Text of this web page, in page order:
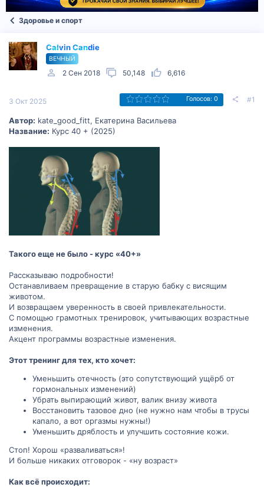
Здоровье и спорт
Calvin Candie
ВЕЧНЫЙ
2 Сен 2018 50,148 6,616
3 Окт 2025 Голосов: 0 #1
Автор: kate_good_fitt, Екатерина Васильева
Название: Курс 40 + (2025)
Такого еще не было - курс «40+»
Рассказываю подробности!
Останавливаем превращение в старую бабку с висящим
животом.
И возвращаем уверенность в своей привлекательности.
С помощью грамотных тренировок, учитывающих возрастные
изменения.
Акцент программы возрастные изменения.
Этот тренинг для тех, кто хочет:
Уменьшить отечность (это сопутствующий ущёрб от
гормональных изменений)
Убрать выпирающий живот, валик внизу живота
Восстановить тазовое дно (не нужно нам чтобы в трусы
капало, а вот оргазмы нужны!)
Уменьшить дряблость и улучшить состояние кожи.
Стоп! Хорош «разваливаться»!
И больше никаких отговорок - «ну возраст»
Как всё происходит: